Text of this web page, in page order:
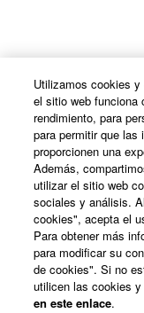
Utilizamos cookies
el sitio web funciona
rendimiento, para
para permitir que
proporcionen una
Además,
utilizar el sitio web
sociales y análisis.
cookies", acepta el
Para obtener más
para modificar su
de cookies". Si no
utilicen las cookies
en este enlace.